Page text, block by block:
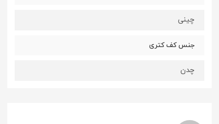
چینی
جنس کف کتری
چدن